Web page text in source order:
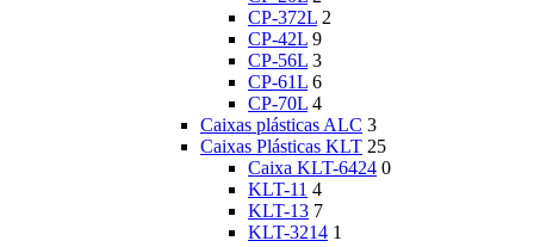
CP-372L 2
CP-42L 9
CP-56L 3
CP-61L 6
CP-70L 4
Caixas plásticas ALC 3
Caixas Plásticas KLT 25
Caixa KLT-6424 0
KLT-11 4
KLT-13 7
KLT-3214 1